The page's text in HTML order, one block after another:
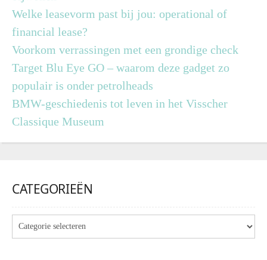
Welke leasevorm past bij jou: operational of
financial lease?
Voorkom verrassingen met een grondige check
Target Blu Eye GO – waarom deze gadget zo
populair is onder petrolheads
BMW-geschiedenis tot leven in het Visscher
Classique Museum
CATEGORIEËN